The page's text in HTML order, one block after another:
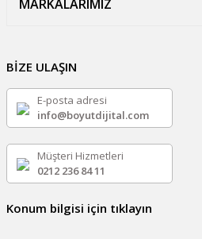
MARKALARIMIZ
BİZE ULAŞIN
E-posta adresi
info@boyutdijital.com
Müşteri Hizmetleri
0212 236 84 11
Konum bilgisi için tıklayın